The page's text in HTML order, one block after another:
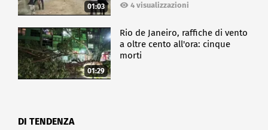
01:03 4 visualizzazioni
01:29
Rio de Janeiro, raffiche di vento
a oltre cento all'ora: cinque
morti
DI TENDENZA